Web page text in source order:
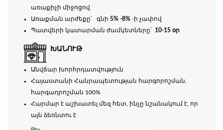
առաքիչի միջոցով
Առաքման արժեքը՝ գնի5% -8% -ի չափով
Պատվերի կատարման ժամկետները՝ 10-15 օր
ԽԱՆՈՒԹ
Անվճար խորհրդատվություն
Հայաստանի Հանրապետության հարգորոշման,
հարգադրոշման 100%
Հարմար է աշխատել մեզ հետ, ինչը նշանակում է, որ
այն ձեռնտու է